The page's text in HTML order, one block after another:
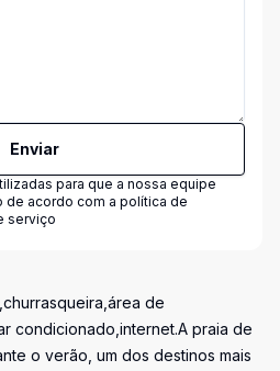
Enviar
para que a nossa equipe
de acordo com a política de
serviço
de
condicionado,internet.A praia de
o verão, um dos destinos mais